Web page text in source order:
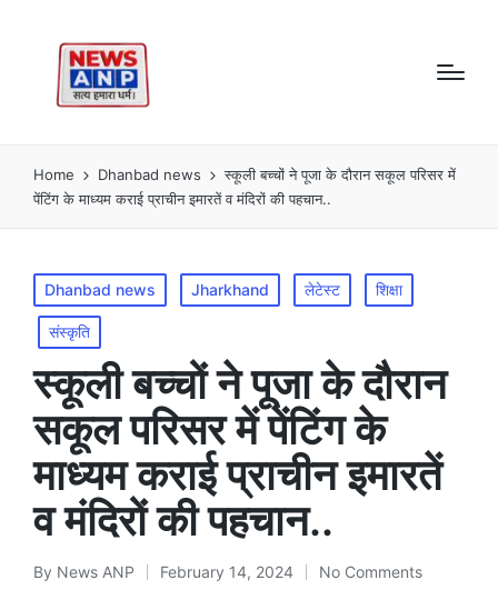
Home Dhanbad news
स्कूली बच्चों ने पूजा के दौरान सकूल परिसर में
पेंटिंग के माध्यम कराई प्राचीन इमारतें व मंदिरों की पहचान..
Posted
in
Dhanbad news Jharkhand लेटेस्ट शिक्षा
संस्कृति
स्कूली बच्चों ने पूजा के दौरान
सकूल परिसर में पेंटिंग के
माध्यम कराई प्राचीन इमारतें
व मंदिरों की पहचान..
Posted
By News ANP February 14, 2024 No Comments